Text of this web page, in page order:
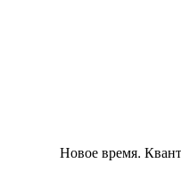
Новое время.